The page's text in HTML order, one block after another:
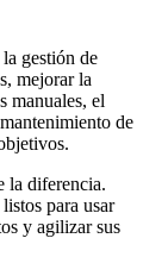
gestión de
mejorar la
manuales, el
de
la diferencia.
para usar
y agilizar sus